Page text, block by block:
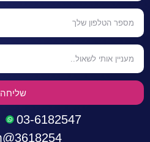
שליחה
03-6182547
3618254@gmail.com